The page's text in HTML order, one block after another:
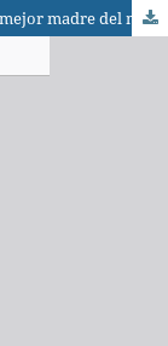
Escritas da maternidade: autoficção em “La mejor madre del mundo” de Nuria Labari